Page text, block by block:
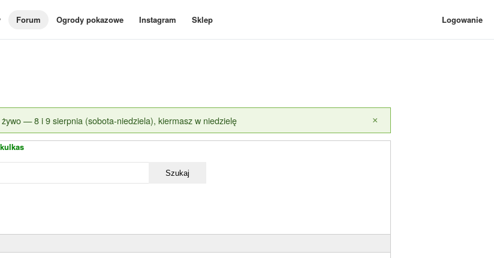
Forum Ogrody pokazowe Instagram Sklep Logowanie
— 8 i 9 sierpnia (sobota-niedziela), kiermasz w niedzielę ×
Szukaj